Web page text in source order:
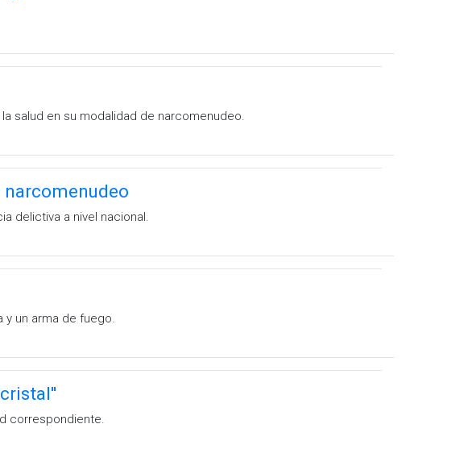
salud en su modalidad de narcomenudeo.
delictiva a nivel nacional.
un arma de fuego.
correspondiente.